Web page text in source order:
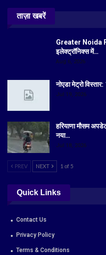
ताज़ा खबरें
Greater Noida
इलेक्ट्रॉनिक्स में…
Aug 6, 2026
नोएडा मेट्रो
Jul 19, 2026
हरियाणा मौसम
नया…
Jul 18, 2026
PREV NEXT 1 of 5
Quick Links
Contact Us
Privacy Policy
Terms & Conditions